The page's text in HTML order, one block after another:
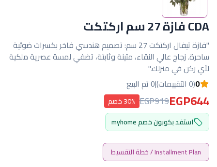
CDA فازة 27 سم اركتكت
"فازة تيفال اركتكت 27 سم: تصميم هندسي فاخر بكسرات ضوئية
ساحرة. زجاج عالي النقاء، متينة وثابتة، تضفي لمسة عصرية ملكية
لأي ركن في منزلك."
0(0 التقييمات) |0 تم البيع
EGP644
EGP919 30% خصم
استفد بكوبون خصم myhome
Installment Plan / خطة التقسيط